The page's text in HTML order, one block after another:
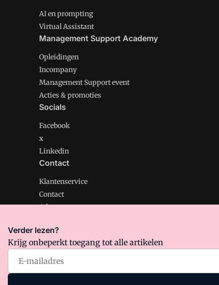
AI en prompting
Virtual Assistant
Management Support Academy
Opleidingen
Incompany
Management Support event
Acties & promoties
Socials
Facebook
x
Linkedin
Contact
Klantenservice
Contact
Adverteren
Management Support is onderdeel van VMN media.
Algemene Voorwaarden
Verder lezen?
Krijg onbeperkt toegang tot alle artikelen